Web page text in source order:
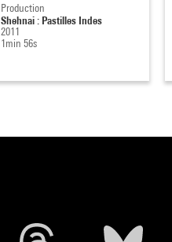
Production
Shehnai : Pastilles Indes
2011
1min 56s